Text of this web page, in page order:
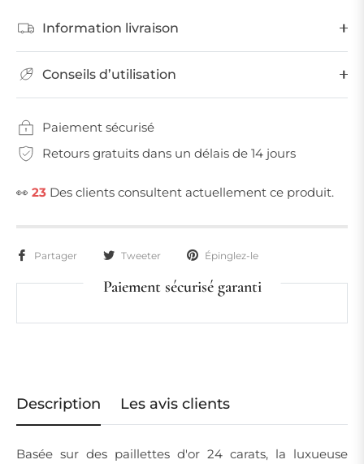
Information livraison
Conseils d’utilisation
Paiement sécurisé
Retours gratuits dans un délais de 14 jours
👀 23 Des clients consultent actuellement ce produit.
Partager Tweeter Épinglez-le
Paiement sécurisé garanti
Description Les avis clients
Basée sur des paillettes d'or 24 carats, la luxueuse